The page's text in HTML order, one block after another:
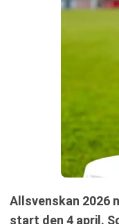
Allsvenskan 2026
start den 4 april.